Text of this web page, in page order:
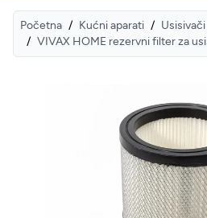
Početna / Kućni aparati / Usisivači
/ VIVAX HOME rezervni filter za